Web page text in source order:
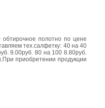
обтирочное полотно по цене
тех.салфетку: 40 на 40
9.00руб. 80 на 100 8.80руб.
приобретении продукции